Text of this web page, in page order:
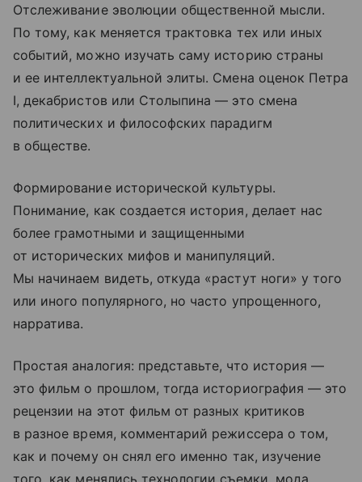
Отслеживание эволюции общественной мысли.
По тому, как меняется трактовка тех или иных
событий, можно изучать саму историю страны
и ее интеллектуальной элиты. Смена оценок Петра
I, декабристов или Столыпина — это смена
политических и философских парадигм
в обществе.
Формирование исторической культуры.
Понимание, как создается история, делает нас
более грамотными и защищенными
от исторических мифов и манипуляций.
Мы начинаем видеть, откуда «растут ноги» у того
или иного популярного, но часто упрощенного,
нарратива.
Простая аналогия: представьте, что история —
это фильм о прошлом, тогда историография — это
рецензии на этот фильм от разных критиков
в разное время, комментарий режиссера о том,
как и почему он снял его именно так, изучение
того, как менялись технологии съемки, мода